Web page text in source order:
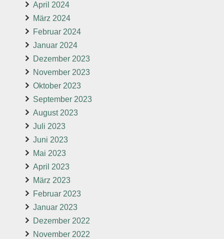
April 2024
März 2024
Februar 2024
Januar 2024
Dezember 2023
November 2023
Oktober 2023
September 2023
August 2023
Juli 2023
Juni 2023
Mai 2023
April 2023
März 2023
Februar 2023
Januar 2023
Dezember 2022
November 2022